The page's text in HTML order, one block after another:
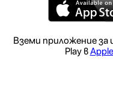
Вземи приложение за
Play в